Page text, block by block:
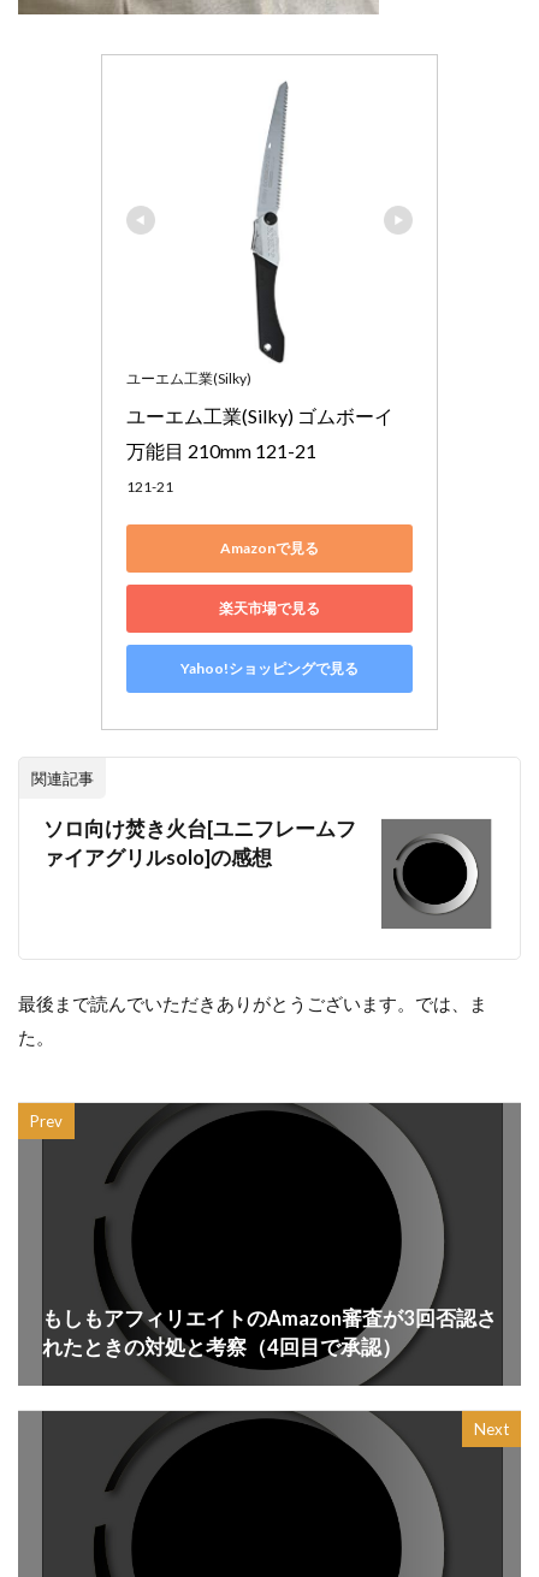
ユーエム工業(Silky)
ユーエム工業(Silky) ゴムボーイ
万能目 210mm 121-21
121-21
Amazonで見る
楽天市場で見る
Yahoo!ショッピングで見る
関連記事
ソロ向け焚き火台[ユニフレームフ
ァイアグリルsolo]の感想
最後まで読んでいただきありがとうございます。では、ま
た。
Prev
もしもアフィリエイトのAmazon審査が3回否認さ
れたときの対処と考察（4回目で承認）
Next